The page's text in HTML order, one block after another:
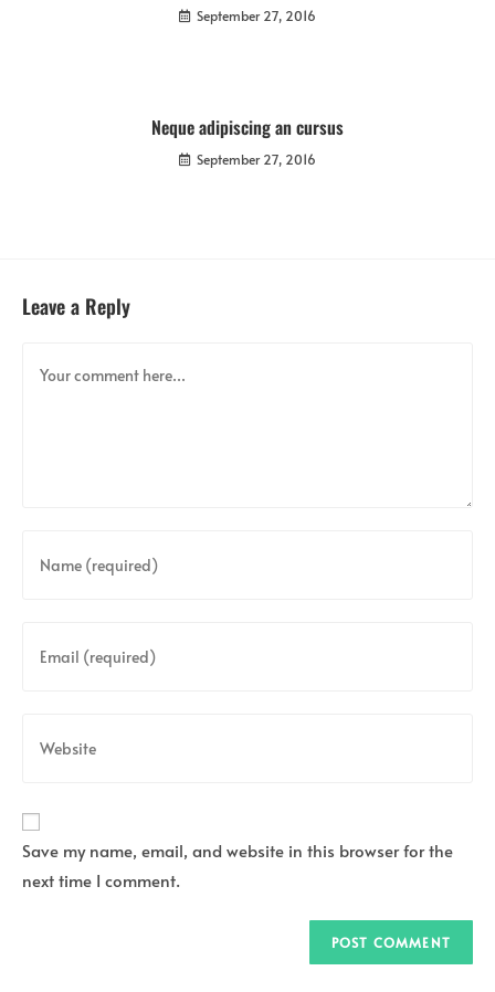
September 27, 2016
Neque adipiscing an cursus
September 27, 2016
Leave a Reply
your
username
your
your
URL
(optional)
Save my name, email, and website in this browser for the
next time I comment.